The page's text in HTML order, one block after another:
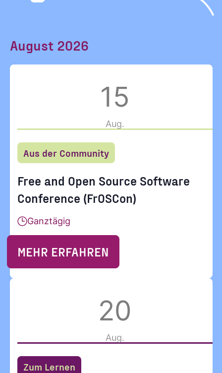
Ansichtennavigation
August 2026
15
Aug.
Aus der Community
Free and Open Source Software
Conference (FrOSCon)
Ganztägig
MEHR ERFAHREN
20
Aug.
Zum Lernen